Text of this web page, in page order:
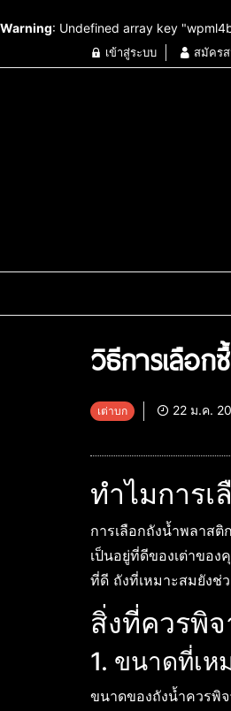
Warning: Undefined array key
เข้าสู่ระบบ สมัคร
วิธีการเลือก
เต่าบก 22 ม.ค.
ทำไมการ
การเลือกถังน้ำพลาส
เป็นอยู่ที่ดีของเต่าขอ
ที่ดี ถังที่เหมาะสมยังช่
สิ่งที่ควรพิ
1. ขนาดที่เห
ขนาดของถังน้ำควรพิ